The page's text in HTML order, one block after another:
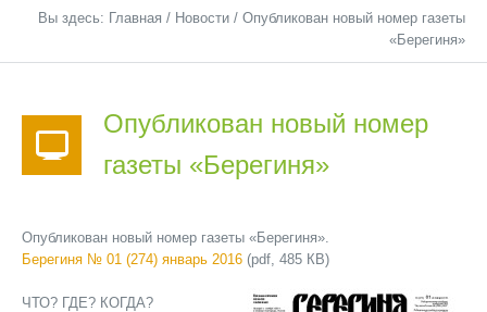
Вы здесь: Главная / Новости / Опубликован новый номер газеты
«Берегиня»
Опубликован новый номер
газеты «Берегиня»
Опубликован новый номер газеты «Берегиня».
Берегиня № 01 (274) январь 2016 (pdf, 485 КB)
ЧТО? ГДЕ? КОГДА?